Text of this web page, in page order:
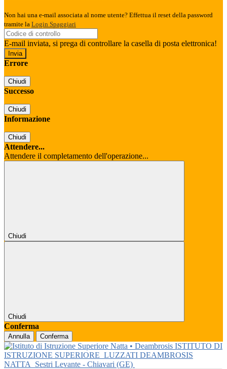
Non hai una e-mail associata al nome utente? Effettua il reset della password
tramite la Login Spaggiari
E-mail inviata, si prega di controllare la casella di posta elettronica!
Errore
Chiudi
Successo
Chiudi
Informazione
Chiudi
Attendere...
Attendere il completamento dell'operazione...
Chiudi
Chiudi
Conferma
Annulla Conferma
ISTITUTO DI
ISTRUZIONE SUPERIORE LUZZATI DEAMBROSIS
NATTA
Sestri Levante - Chiavari (GE)